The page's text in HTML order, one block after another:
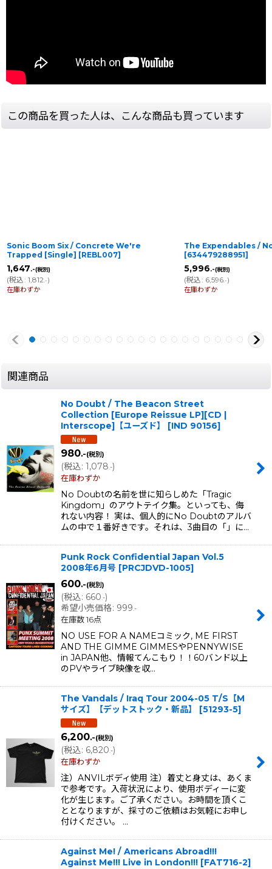
この商品を買った人は、こんな商品も買っています
Sonic Boom Six / Concrete We're
Trapped [Single] [REBL007]
1,647.-(税別)
(税込: 1,812.-)
在庫わずか
The Expendables /
[634479288951]
5,996.-(税別)
(税込: 6,596.-)
在庫わずか
関連商品
No Doubt / The Beacon Street
Collection [Europe Reissue LP][CD |
Interscope]【ユーズド】
[IND 90156]
980.-(税別)
(税込: 1,078.-)
在庫わずか
No Doubtの名前を世に知らしめた「Tragic
Kingdom」のアウトテイク集。といっても、侮
れない内容！ 実は、個人的にNo Doubtのアルバ
ムの中で１番好きです。それは、3曲目の「」に…
Punk Rock Confidential Japan Vol.5
2008年6月号 [PRCJDVD-1005]
600.-(税別)
(税込: 660.-)
希望小売価格: 999.-
在庫数 16点
NO USE FOR A NAMEコミック, ME FIRST
AND THE GIMME GIMMESやPENNYWISE
in JAPAN他、情報てんこもり！！60バンド以上
のPVやライブ映像を収…
The Vandals / Iraq Tour 2004-05 T/S【M
サイズ】【デットストック・新品】
[51293-5]
6,200.-(税別)
(税込: 6,820.-)
在庫わずか
注）ANVILボディ使用 注）着丈と身丈は、あくま
で参考です。入荷状況により、使用ボディーに変
化が生じます。ご了承ください。お時間を頂くこ
ととなりますが、採寸のご依頼はお気軽にお申し
付けください。 …
Against Me! / Americans Abroad!!!
Against Me!!! Live in London!!! [FAT716-2]